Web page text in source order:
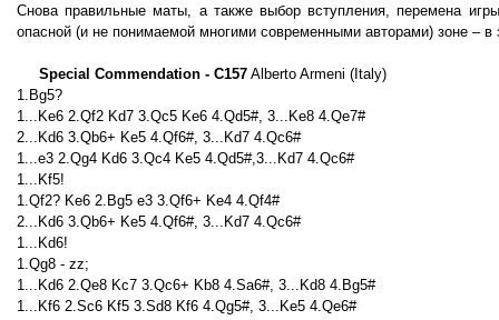
Снова правильные маты, а также выбор вступления, перемена
опасной (и не понимаемой многими современными авторами) зоне –
Special Commendation - C157 Alberto Armeni (Italy)
1.Bg5?
1...Ke6 2.Qf2 Kd7 3.Qc5 Ke6 4.Qd5#, 3...Ke8 4.Qe7#
2...Kd6 3.Qb6+ Ke5 4.Qf6#, 3...Kd7 4.Qc6#
1...e3 2.Qg4 Kd6 3.Qc4 Ke5 4.Qd5#,3...Kd7 4.Qc6#
1...Kf5!
1.Qf2? Ke6 2.Bg5 e3 3.Qf6+ Ke4 4.Qf4#
2...Kd6 3.Qb6+ Ke5 4.Qf6#, 3...Kd7 4.Qc6#
1...Kd6!
1.Qg8 - zz;
1...Kd6 2.Qe8 Kc7 3.Qc6+ Kb8 4.Sa6#, 3...Kd8 4.Bg5#
1...Kf6 2.Sc6 Kf5 3.Sd8 Kf6 4.Qg5#, 3...Ke5 4.Qe6#